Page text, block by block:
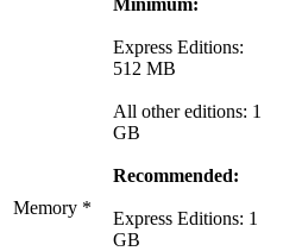
Memory *
Express Editions:
512 MB
All other editions: 1
GB
Recommended:
Express Editions: 1
GB